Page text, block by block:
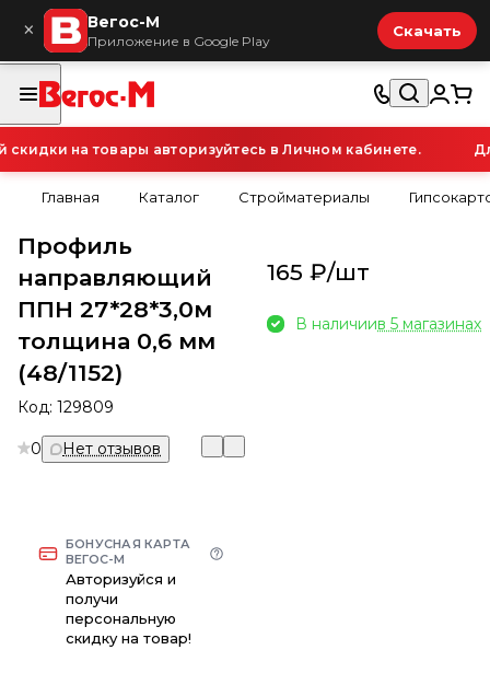
× Вегос-М
Приложение в Google Play
Скачать
на товары авторизуйтесь в Личном кабинете.
Главная Каталог Стройматериалы
Профиль
направляющий
ППН 27*28*3,0м
толщина 0,6 мм
(48/1152)
Код: 129809
0 Нет отзывов
БОНУСНАЯ КАРТА
ВЕГОС-М
Авторизуйся и
получи
персональную
скидку на товар!
165 ₽/шт
В наличиив 5 магазинах